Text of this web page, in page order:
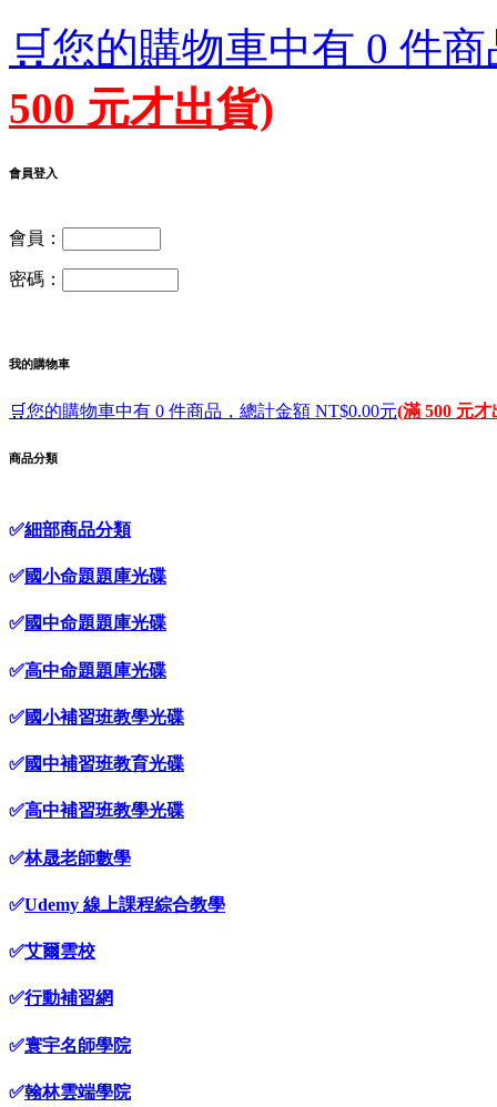
🛒您的購物車中有 0 件
500 元才出貨)
會員登入
會員：
密碼：
我的購物車
🛒您的購物車中有 0 件商品，總計金額 NT$0.00元(滿 500 元才
商品分類
✅細部商品分類
✅國小命題題庫光碟
✅國中命題題庫光碟
✅高中命題題庫光碟
✅國小補習班教學光碟
✅國中補習班教育光碟
✅高中補習班教學光碟
✅林晟老師數學
✅Udemy 線上課程綜合教學
✅艾爾雲校
✅行動補習網
✅寰宇名師學院
✅翰林雲端學院